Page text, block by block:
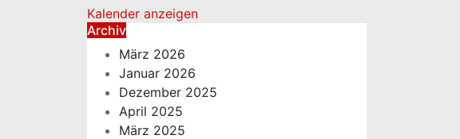
Kalender anzeigen
Archiv
März 2026
Januar 2026
Dezember 2025
April 2025
März 2025